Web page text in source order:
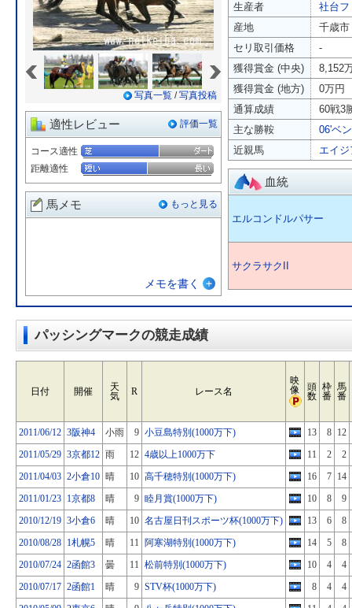
写真一覧 /写真投稿
適性レビュー 評価一覧
コース適性
距離適性
馬メモ もっと見る
メモを書く
生産者
社台フ
産地
千歳市
セリ取引価格
-
獲得賞金 (中央)
8,152
獲得賞金 (地方)
0万円
通算成績
60戦3
主な勝鞍
06'ベ
近親馬
エイ
血統
エルコンドルパサー
サクラサクII
パッシングマークの競走成績
日付 開催
天
気
R レース名
映
像
頭
数
枠
番
馬
番
2011/06/12 3阪神4 小雨 9 小豆島特別(1000万下) 13 8 12
2011/05/29 3京都12 雨 12 4歳以上1000万下 11 2
2
2011/04/03 2小倉10 晴 10 高千穂特別(1000万下) 16 7 14
2011/01/23 1京都8 晴 9 睦月賞(1000万下) 10 8
9
2010/12/19 3小倉6 晴 10 名古屋日刊スポーツ杯(1000万下) 13 6
8
2010/08/28 1札幌5 晴 11 阿寒湖特別(1000万下) 14 5
8
2010/07/24 2函館3 曇 11 松前特別(1000万下) 10 4
4
2010/07/17 2函館1 晴 9 STV杯(1000万下) 8 4
4